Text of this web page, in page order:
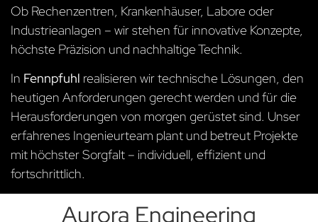
Ob Rechenzentren, Krankenhäuser, Labore oder
Industrieanlagen – wir stehen für innovative Konzepte,
höchste Präzision und nachhaltige Technik.
In Fennpfuhl realisieren wir technische Lösungen, den
heutigen Anforderungen gerecht werden und für die
Herausforderungen von morgen gerüstet sind. Unser
erfahrenes Ingenieurteam plant und betreut Projekte
mit höchster Sorgfalt – individuell, effizient und
fortschrittlich.
Aurora Engineering